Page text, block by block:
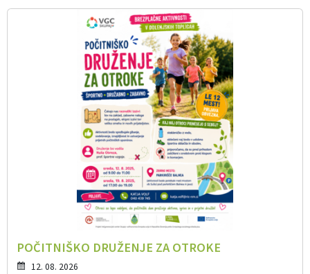
POČITNIŠKO DRUŽENJE ZA OTROKE
12. 08. 2026